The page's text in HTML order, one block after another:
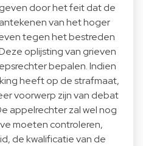
door het feit dat de
van het hoger
tegen het bestreden
oplijsting van grieven
bepalen. Indien
heeft op de strafmaat,
voorwerp zijn van debat
appelrechter zal wel nog
moeten controleren,
de kwalificatie van de